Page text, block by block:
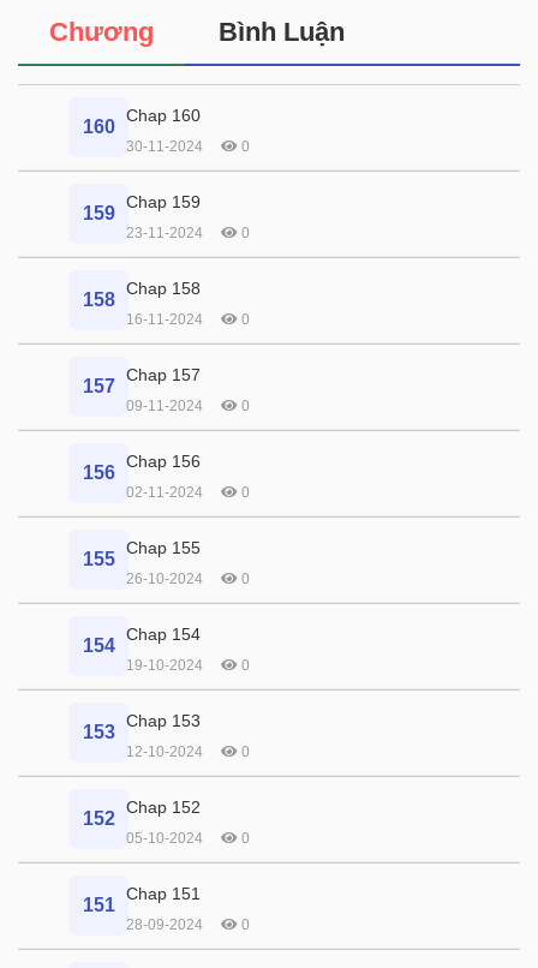
Chương Bình Luận
160
Chap 160
30-11-2024 0
159
Chap 159
23-11-2024 0
158
Chap 158
16-11-2024 0
157
Chap 157
09-11-2024 0
156
Chap 156
02-11-2024 0
155
Chap 155
26-10-2024 0
154
Chap 154
19-10-2024 0
153
Chap 153
12-10-2024 0
152
Chap 152
05-10-2024 0
151
Chap 151
28-09-2024 0